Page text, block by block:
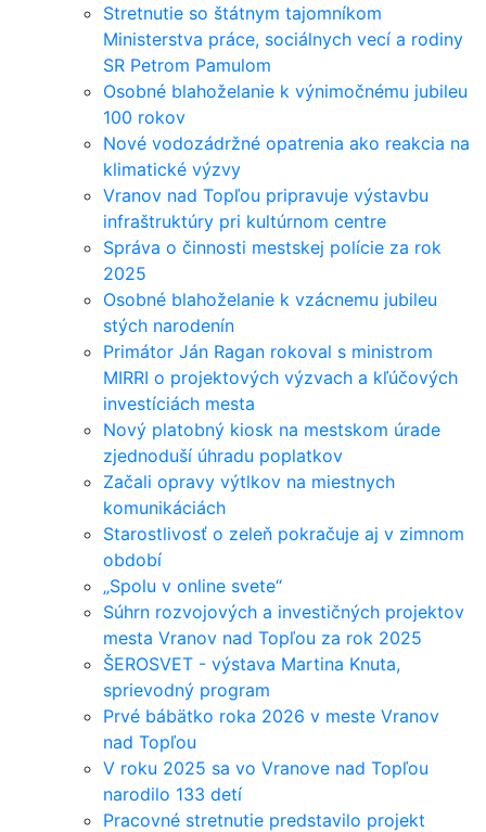
Stretnutie so štátnym tajomníkom
Ministerstva práce, sociálnych vecí a rodiny
SR Petrom Pamulom
Osobné blahoželanie k výnimočnému jubileu
100 rokov
Nové vodozádržné opatrenia ako reakcia na
klimatické výzvy
Vranov nad Topľou pripravuje výstavbu
infraštruktúry pri kultúrnom centre
Správa o činnosti mestskej polície za rok
2025
Osobné blahoželanie k vzácnemu jubileu
stých narodenín
Primátor Ján Ragan rokoval s ministrom
MIRRI o projektových výzvach a kľúčových
investíciách mesta
Nový platobný kiosk na mestskom úrade
zjednoduší úhradu poplatkov
Začali opravy výtlkov na miestnych
komunikáciách
Starostlivosť o zeleň pokračuje aj v zimnom
období
„Spolu v online svete“
Súhrn rozvojových a investičných projektov
mesta Vranov nad Topľou za rok 2025
ŠEROSVET - výstava Martina Knuta,
sprievodný program
Prvé bábätko roka 2026 v meste Vranov
nad Topľou
V roku 2025 sa vo Vranove nad Topľou
narodilo 133 detí
Pracovné stretnutie predstavilo projekt